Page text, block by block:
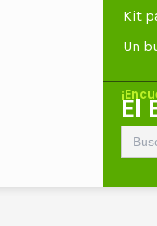
Kit
Un
El